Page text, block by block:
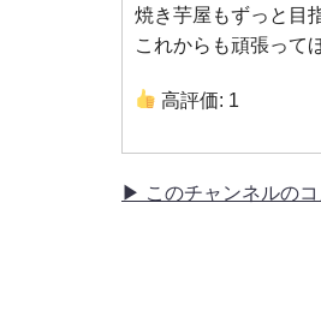
焼き芋屋もずっと目
これからも頑張って
高評価: 1
▶ このチャンネルの